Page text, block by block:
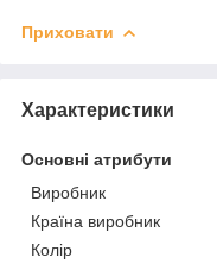
Приховати
Характеристики
Основні атрибути
Виробник
Країна виробник
Колір